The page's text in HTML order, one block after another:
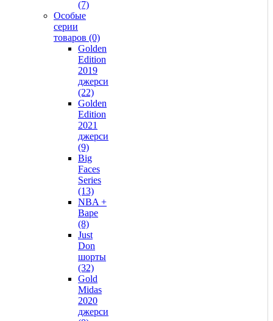
(7)
Особые
серии
товаров (0)
Golden
Edition
2019
джерси
(22)
Golden
Edition
2021
джерси
(9)
Big
Faces
Series
(13)
NBA +
Bape
(8)
Just
Don
шорты
(32)
Gold
Midas
2020
джерси